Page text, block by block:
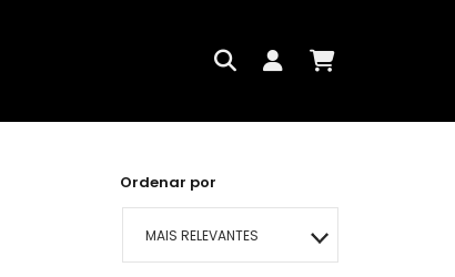
Ordenar por
MAIS RELEVANTES